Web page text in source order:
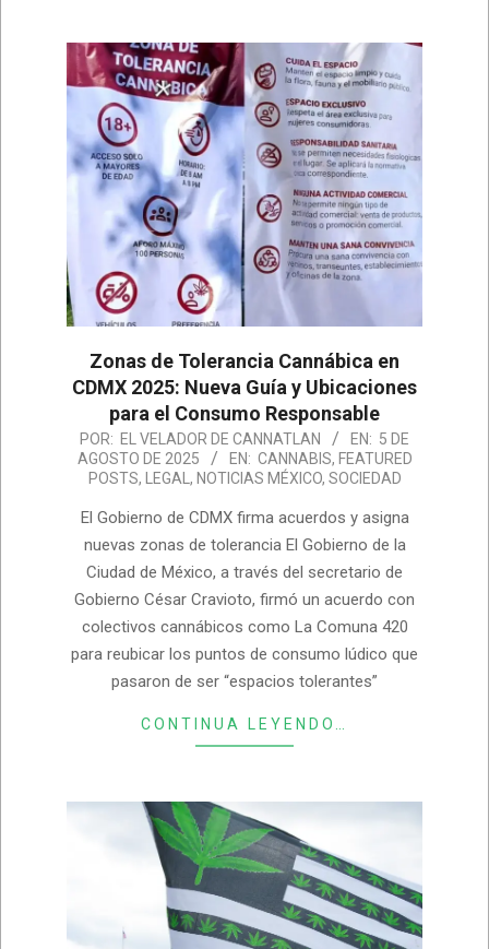
Zonas de Tolerancia Cannábica en
CDMX 2025: Nueva Guía y Ubicaciones
para el Consumo Responsable
2025-
08-
POR: EL VELADOR DE CANNATLAN EN: 5 DE
AGOSTO DE 2025
EN: CANNABIS, FEATURED
POSTS, LEGAL, NOTICIAS MÉXICO, SOCIEDAD
El Gobierno de CDMX firma acuerdos y asigna
nuevas zonas de tolerancia El Gobierno de la
Ciudad de México, a través del secretario de
Gobierno César Cravioto, firmó un acuerdo con
colectivos cannábicos como La Comuna 420
para reubicar los puntos de consumo lúdico que
pasaron de ser “espacios tolerantes”
CONTINUA LEYENDO…